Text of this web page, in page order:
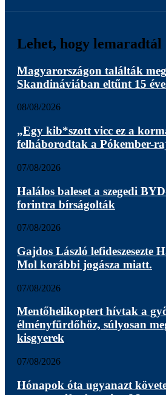
Lehet, hogy lemaradtál
Magyarországon találták
Skandináviában eltűnt 15
08/08/2026
„Egy kib*szott vicc ez a
felháborodtak a Pókember-
07/08/2026
Halálos baleset a szegedi
forintra bírságolták
07/08/2026
Gajdos László lefideszesezte
Mol korábbi jogásza miatt.
07/08/2026
Mentőhelikoptert hívtak a
élményfürdőhöz, súlyosan
kisgyerek
07/08/2026
Hónapok óta ugyanazt